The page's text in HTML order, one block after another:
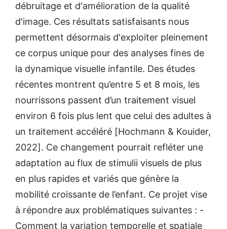
débruitage et d'amélioration de la qualité
d'image. Ces résultats satisfaisants nous
permettent désormais d'exploiter pleinement
ce corpus unique pour des analyses fines de
la dynamique visuelle infantile. Des études
récentes montrent qu’entre 5 et 8 mois, les
nourrissons passent d’un traitement visuel
environ 6 fois plus lent que celui des adultes à
un traitement accéléré [Hochmann & Kouider,
2022]. Ce changement pourrait refléter une
adaptation au flux de stimulii visuels de plus
en plus rapides et variés que génère la
mobilité croissante de l’enfant. Ce projet vise
à répondre aux problématiques suivantes : -
Comment la variation temporelle et spatiale